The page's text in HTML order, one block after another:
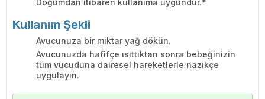
Kullanım Şekli
Avucunuza bir miktar yağ dökün.
Avucunuzda hafifçe ısıttıktan sonra bebeğinizin
tüm vücuduna dairesel hareketlerle nazikçe
uygulayın.